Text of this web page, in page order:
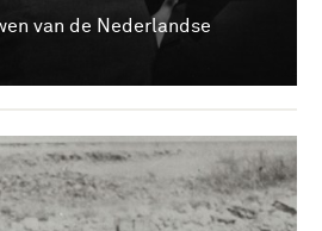
van de Nederlandse